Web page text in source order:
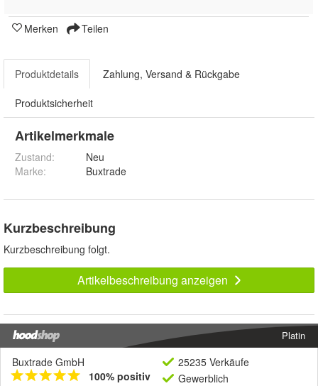
Merken Teilen
Produktdetails Zahlung, Versand & Rückgabe
Produktsicherheit
Artikelmerkmale
Zustand:
Neu
Marke:
Buxtrade
Kurzbeschreibung
Kurzbeschreibung folgt.
Artikelbeschreibung anzeigen
Platin
Buxtrade GmbH
100% positiv
25235 Verkäufe
Gewerblich